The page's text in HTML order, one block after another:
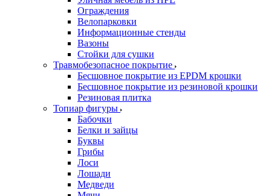
Ограждения
Велопарковки
Информационные стенды
Вазоны
Стойки для сушки
Травмобезопасное покрытие
Бесшовное покрытие из EPDM крошки
Бесшовное покрытие из резиновой крошки
Резиновая плитка
Топиар фигуры
Бабочки
Белки и зайцы
Буквы
Грибы
Лоси
Лошади
Медведи